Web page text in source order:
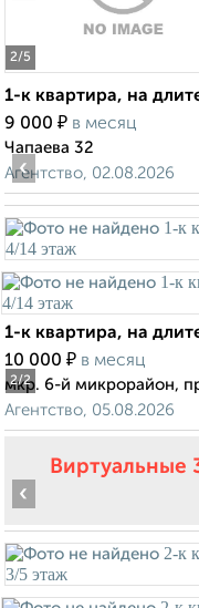
2/5
1-к квартира, на
9 000 ₽ в месяц
Чапаева 32
Агентство, 02.08.2026
2/2
‹
1-к квартира, на
10 000 ₽ в месяц
мкр. 6-й микрорайон,
Агентство, 05.08.2026
Виртуальные
‹